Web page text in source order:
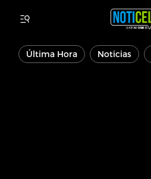
Última Hora Noticias